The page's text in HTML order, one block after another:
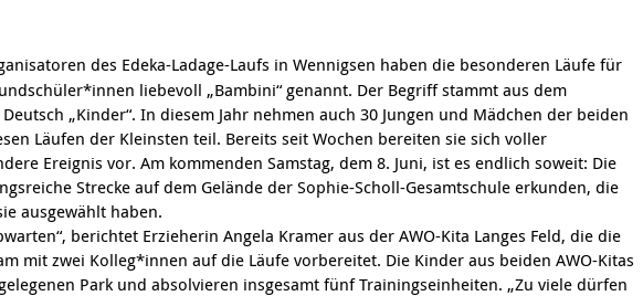
des Edeka-Ladage-Laufs in Wennigsen haben die besonderen Läufe für
liebevoll „Bambini“ genannt. Der Begriff stammt aus dem
„Kinder“. In diesem Jahr nehmen auch 30 Jungen und Mädchen der beiden
Läufen der Kleinsten teil. Bereits seit Wochen bereiten sie sich voller
Ereignis vor. Am kommenden Samstag, dem 8. Juni, ist es endlich soweit: Die
Strecke auf dem Gelände der Sophie-Scholl-Gesamtschule erkunden, die
ausgewählt haben.
berichtet Erzieherin Angela Kramer aus der AWO-Kita Langes Feld, die die
mit zwei Kolleg*innen auf die Läufe vorbereitet. Die Kinder aus beiden AWO-Kitas
Park und absolvieren insgesamt fünf Trainingseinheiten. „Zu viele dürfen